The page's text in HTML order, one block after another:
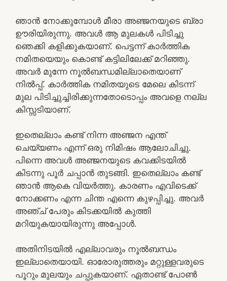
ഞാൻ നോക്കുമ്പോൾ മീരാ അഞ്ജനയുടെ ബ്രാ
ഊരിയിരുന്നു. അവൾ ആ മുലകൾ പിടിച്ചു
ഞെക്കി കളിക്കുകയാണ്. പെട്ടന്ന് കാർത്തിക
നമിതയെയും കൊണ്ട് കട്ടിലിലേക്ക് മറിഞ്ഞു.
അവർ മുന്നേ നൂൽബന്ധമില്ലാതെയാണ്
നിൽപ്പ്. കാർത്തിക നമിതയുടെ മേലെ കിടന്ന്
മുല പിടിച്ചുച്ചിരിക്കുന്നതോടൊപ്പം അവളെ നല്ല
കിസ്സടിയാണ്.
ഇതെല്ലാം കണ്ട് നിന്ന അഞ്ജന എന്ത്
ചെയ്യണം എന്ന് ഒരു നിമിഷം ആലോചിച്ചു.
പിന്നെ അവൾ അഞ്ജനയുടെ കവക്കിടയിൽ
കിടന്നു പൂർ ചപ്പാൻ തുടങ്ങി. ഇതെല്ലാം കണ്ട്
ഞാൻ ആകെ വിയർത്തു. കാരണം എവിടെക്ക്
നോക്കണം എന്ന ചിന്ത എന്നെ കുഴപ്പിച്ചു. അവർ
അഞ്ച് പേരും കിടക്കയിൽ കുത്തി
മറിയുകയായിരുന്നു അപ്പോൾ.
അതിനിടയിൽ എല്ലാവരും നൂൽബന്ധം
ഇല്ലാതെയായി. ഓരോരുത്തരും മറ്റുള്ളവരുടെ
പൂറും മുലയും ചപ്പുകയാണ്. ഏതാണ്ട് പോൺ